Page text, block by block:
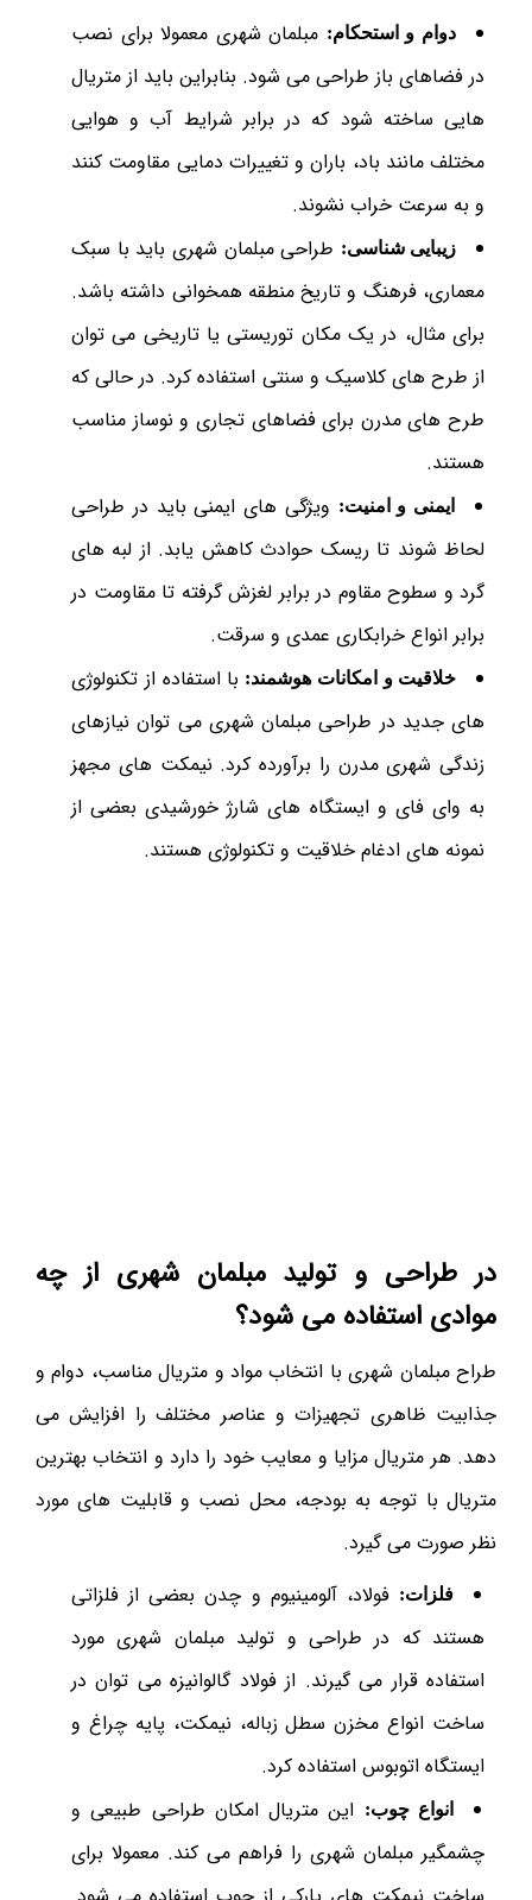
دوام و استحکام: مبلمان شهری معمولا برای نصب
در فضاهای باز طراحی می شود. بنابراین باید از متریال
هایی ساخته شود که در برابر شرایط آب و هوایی
مختلف مانند باد، باران و تغییرات دمایی مقاومت کنند
و به سرعت خراب نشوند.
زیبایی شناسی: طراحی مبلمان شهری باید با سبک
معماری، فرهنگ و تاریخ منطقه همخوانی داشته باشد.
برای مثال، در یک مکان توریستی یا تاریخی می توان
از طرح های کلاسیک و سنتی استفاده کرد. در حالی که
طرح های مدرن برای فضاهای تجاری و نوساز مناسب
هستند.
ایمنی و امنیت: ویژگی های ایمنی باید در طراحی
لحاظ شوند تا ریسک حوادث کاهش یابد. از لبه های
گرد و سطوح مقاوم در برابر لغزش گرفته تا مقاومت در
برابر انواع خرابکاری عمدی و سرقت.
خلاقیت و امکانات هوشمند: با استفاده از تکنولوژی
های جدید در طراحی مبلمان شهری می توان نیازهای
زندگی شهری مدرن را برآورده کرد. نیمکت های مجهز
به وای فای و ایستگاه های شارژ خورشیدی بعضی از
نمونه های ادغام خلاقیت و تکنولوژی هستند.
در طراحی و تولید مبلمان شهری از چه
موادی استفاده می شود؟
طراح مبلمان شهری با انتخاب مواد و متریال مناسب، دوام و
جذابیت ظاهری تجهیزات و عناصر مختلف را افزایش می
دهد. هر متریال مزایا و معایب خود را دارد و انتخاب بهترین
متریال با توجه به بودجه، محل نصب و قابلیت های مورد
نظر صورت می گیرد.
فلزات: فولاد، آلومینیوم و چدن بعضی از فلزاتی
هستند که در طراحی و تولید مبلمان شهری مورد
استفاده قرار می گیرند. از فولاد گالوانیزه می توان در
ساخت انواع مخزن سطل زباله، نیمکت، پایه چراغ و
ایستگاه اتوبوس استفاده کرد.
انواع چوب: این متریال امکان طراحی طبیعی و
چشمگیر مبلمان شهری را فراهم می کند. معمولا برای